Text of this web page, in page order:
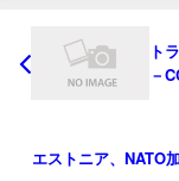
ト
－
エストニア、NATO